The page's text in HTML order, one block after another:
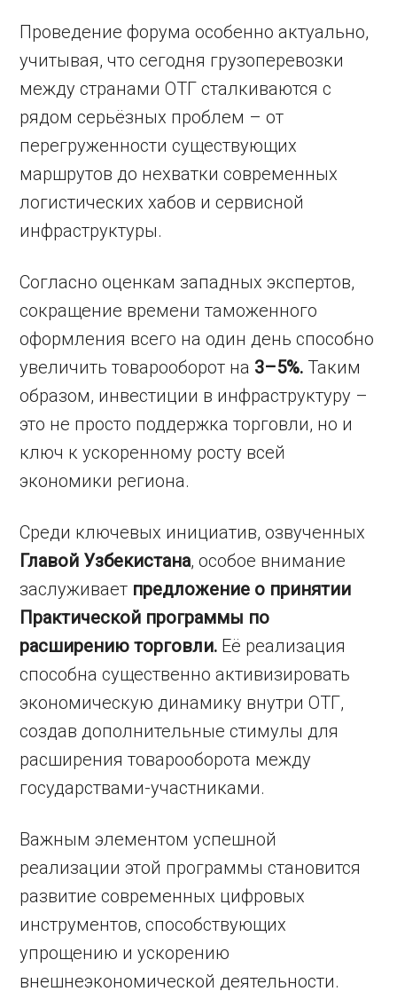
Проведение форума особенно актуально,
учитывая, что сегодня грузоперевозки
между странами ОТГ сталкиваются с
рядом серьёзных проблем – от
перегруженности существующих
маршрутов до нехватки современных
логистических хабов и сервисной
инфраструктуры.
Согласно оценкам западных экспертов,
сокращение времени таможенного
оформления всего на один день способно
увеличить товарооборот на 3–5%. Таким
образом, инвестиции в инфраструктуру –
это не просто поддержка торговли, но и
ключ к ускоренному росту всей
экономики региона.
Среди ключевых инициатив, озвученных
Главой Узбекистана, особое внимание
заслуживает предложение о принятии
Практической программы по
расширению торговли. Её реализация
способна существенно активизировать
экономическую динамику внутри ОТГ,
создав дополнительные стимулы для
расширения товарооборота между
государствами-участниками.
Важным элементом успешной
реализации этой программы становится
развитие современных цифровых
инструментов, способствующих
упрощению и ускорению
внешнеэкономической деятельности.